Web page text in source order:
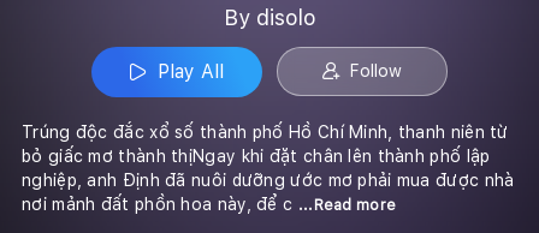
By disolo
Play All Follow
Trúng độc đắc xổ số thành phố Hồ Chí Minh, thanh niên từ
bỏ giấc mơ thành thịNgay khi đặt chân lên thành phố lập
nghiệp, anh Định đã nuôi dưỡng ước mơ phải mua được nhà
nơi mảnh đất phồn hoa này, để c ...Read more